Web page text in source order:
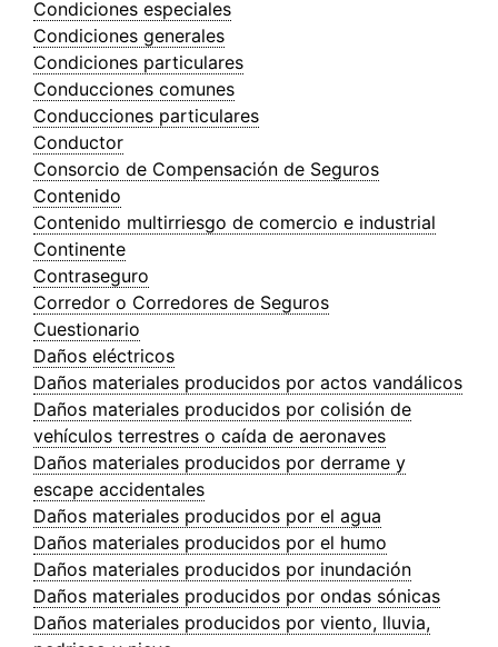
Condiciones especiales
Condiciones generales
Condiciones particulares
Conducciones comunes
Conducciones particulares
Conductor
Consorcio de Compensación de Seguros
Contenido
Contenido multirriesgo de comercio e industrial
Continente
Contraseguro
Corredor o Corredores de Seguros
Cuestionario
Daños eléctricos
Daños materiales producidos por actos vandálicos
Daños materiales producidos por colisión de
vehículos terrestres o caída de aeronaves
Daños materiales producidos por derrame y
escape accidentales
Daños materiales producidos por el agua
Daños materiales producidos por el humo
Daños materiales producidos por inundación
Daños materiales producidos por ondas sónicas
Daños materiales producidos por viento, lluvia,